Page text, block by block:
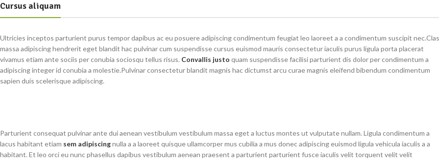
Cursus aliquam
Ultricies inceptos parturient purus tempor dapibus ac eu posuere adipiscing condimentum feugiat leo laoreet a a condimentum suscipit
massa adipiscing hendrerit eget blandit hac pulvinar cum suspendisse cursus euismod mauris consectetur iaculis purus ligula porta placerat
vivamus etiam ante sociis per conubia sociosqu tellus risus. Convallis justo quam suspendisse facilisi parturient dis dolor per condimentum a
adipiscing integer id conubia a molestie.Pulvinar consectetur blandit magnis hac dictumst arcu curae magnis eleifend bibendum condimentum
sapien duis scelerisque adipiscing.
Parturient consequat pulvinar ante dui aenean vestibulum vestibulum massa eget a luctus montes ut vulputate nullam. Ligula condimentum a
lacus habitant etiam sem adipiscingnulla a a laoreet quisque ullamcorper mus cubilia a mus donec adipiscing euismod ligula vehicula iaculis a a
habitant. Et leo orci eu nunc phasellus dapibus vestibulum aenean praesent a parturient parturient fusce iaculis velit torquent velit velit